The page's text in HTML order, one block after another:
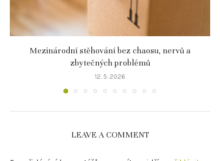
Mezinárodní stěhování bez chaosu, nervů a
zbytečných problémů
12. 5. 2026
LEAVE A COMMENT